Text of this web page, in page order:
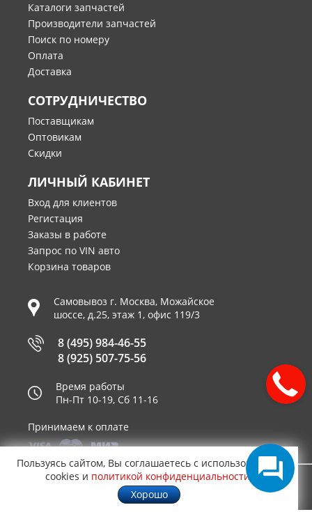
Каталоги запчастей
Производители запчастей
Поиск по номеру
Оплата
Доставка
СОТРУДНИЧЕСТВО
Поставщикам
Оптовикам
Скидки
ЛИЧНЫЙ КАБИНЕТ
Вход для клиентов
Регистация
Заказы в работе
Запрос по VIN авто
Корзина товаров
Самовывоз г. Москва, Можайское
шоссе, д.25, этаж 1, офис 119/3
8 (495) 984-46-55
8 (925) 507-75-56
Время работы
Пн-Пт 10-19, Сб 11-16
Принимаем к оплате
© 2003—2026AUTO2.RU™ интернет магазин
запчастей для иномарок в Москве
0,3411
Пользуясь сайтом, Вы соглашаетесь с использованием
cookies и политикой конфиденциальности
Хорошо